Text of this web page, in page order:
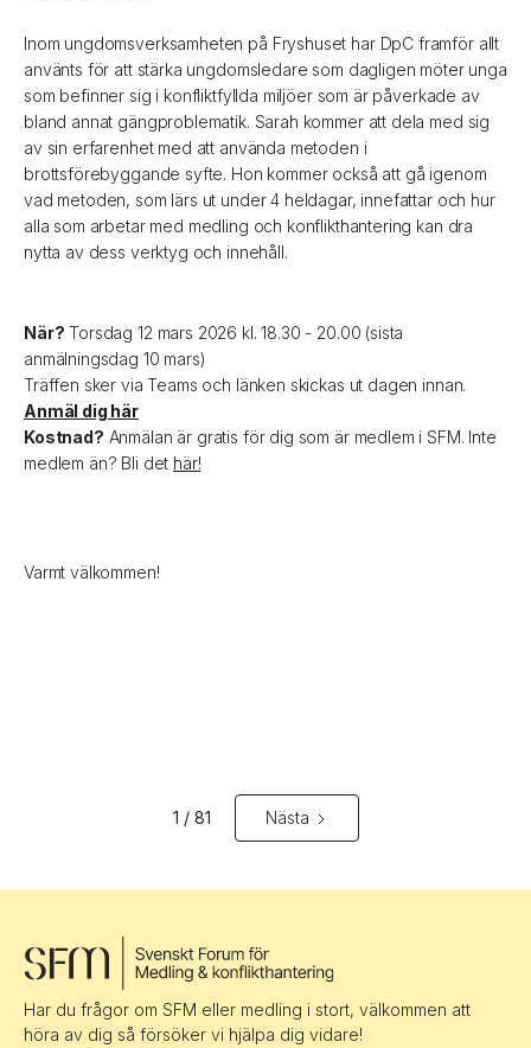
Inom ungdomsverksamheten på Fryshuset har DpC framför allt
använts för att stärka ungdomsledare som dagligen möter unga
som befinner sig i konfliktfyllda miljöer som är påverkade av
bland annat gängproblematik. Sarah kommer att dela med sig
av sin erfarenhet med att använda metoden i
brottsförebyggande syfte. Hon kommer också att gå igenom
vad metoden, som lärs ut under 4 heldagar, innefattar och hur
alla som arbetar med medling och konflikthantering kan dra
nytta av dess verktyg och innehåll.
När? Torsdag 12 mars 2026 kl. 18.30 - 20.00 (sista
anmälningsdag 10 mars)
Träffen sker via Teams och länken skickas ut dagen innan.
Anmäl dig här
Kostnad? Anmälan är gratis för dig som är medlem i SFM. Inte
medlem än? Bli det här!
Varmt välkommen!
1 / 81 Nästa
Har du frågor om SFM eller medling i stort, välkommen att
höra av dig så försöker vi hjälpa dig vidare!